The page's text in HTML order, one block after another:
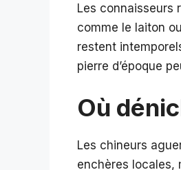
Les connaisseurs
comme le laiton
restent
pierre d’époque
Où
Les chineurs
enchères locales,